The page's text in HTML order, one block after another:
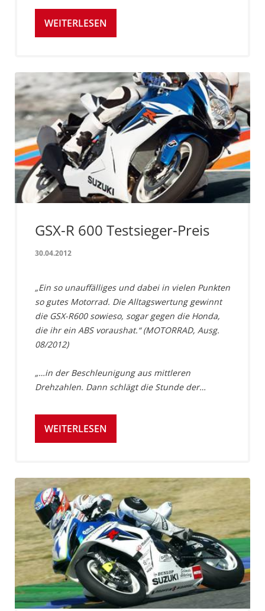
WEITERLESEN
GSX-R 600 Testsieger-Preis
30.04.2012
„Ein so unauffälliges und dabei in vielen Punkten
so gutes Motorrad. Die Alltagswertung gewinnt
die GSX-R600 sowieso, sogar gegen die Honda,
die ihr ein ABS voraushat.“ (MOTORRAD, Ausg.
08/2012)
„…in der Beschleunigung aus mittleren
Drehzahlen. Dann schlägt die Stunde der…
WEITERLESEN